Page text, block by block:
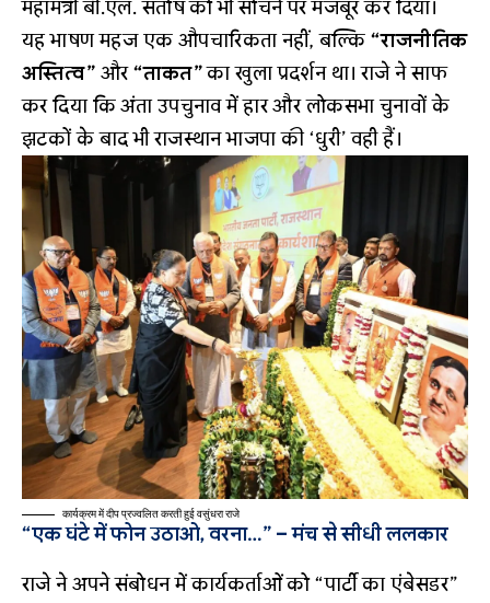
महामंत्री बी.एल. संतोष को भी सोचने पर मजबूर कर दिया।
यह भाषण महज एक औपचारिकता नहीं, बल्कि“राजनीतिक
अस्तित्व” और“ताकत”का खुला प्रदर्शन था। राजे ने साफ
कर दिया कि अंता उपचुनाव में हार और लोकसभा चुनावों के
झटकों के बाद भी राजस्थान भाजपा की ‘धुरी’ वही हैं।
कार्यक्रम में दीप प्रज्वलित करती हुई वसुंधरा राजे
“एक घंटे में फोन उठाओ, वरना…” – मंच से सीधी ललकार
राजे ने अपने संबोधन में कार्यकर्ताओं को “पार्टी का एंबेसडर”